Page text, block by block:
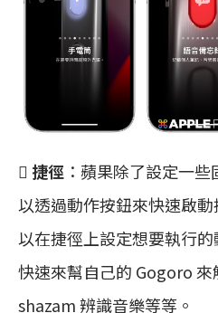
 捷徑 ：蘋果除了設定一
以透過動作按鈕來快速啟
以在捷徑上設定想要執行
快速來幫自己的 Gogoro
shazam 辨識音樂等等。